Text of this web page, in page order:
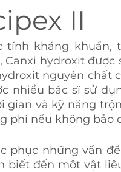
II
tính kháng khuẩn,
Canxi hydroxit
nguyên chất
nhiều bác sĩ sử
gian và kỹ năng
phí nếu không bảo
phục những vấn
biết đến một vật